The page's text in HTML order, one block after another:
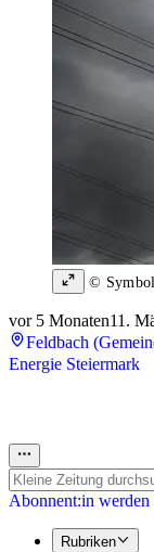
©
vor 5 Monaten11.
Feldbach
Energie Steiermark
Abonnent:in werden
Rubriken